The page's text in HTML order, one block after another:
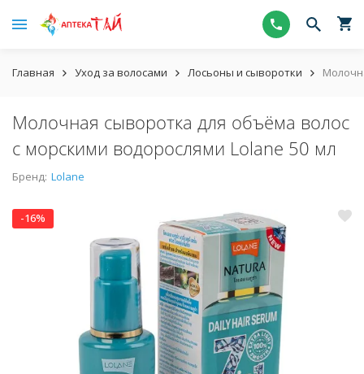
Главная Уход за волосами Лосьоны и сыворотки
Молочная сыворотка для объёма волос
с морскими водорослями Lolane 50 мл
Бренд: Lolane
-16%